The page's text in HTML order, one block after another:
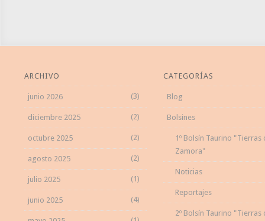
ARCHIVO
junio 2026 (3)
diciembre 2025 (2)
octubre 2025 (2)
agosto 2025 (2)
julio 2025 (1)
junio 2025 (4)
CATEGORÍAS
Blog
Bolsines
1º Bolsín Taurino "Tierras
Zamora"
Noticias
Reportajes
2º Bolsín Taurino "Tierras